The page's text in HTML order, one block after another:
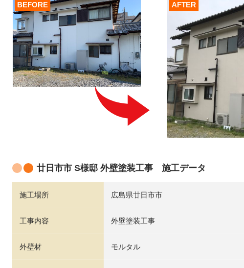
AFTER
BEFORE
廿日市市 S様邸 外壁塗装工事 施工データ
施工場所 広島県廿日市市
工事内容 外壁塗装工事
外壁材 モルタル